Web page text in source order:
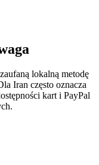
lokalną metodę
Iran często oznacza
kart i PayPal